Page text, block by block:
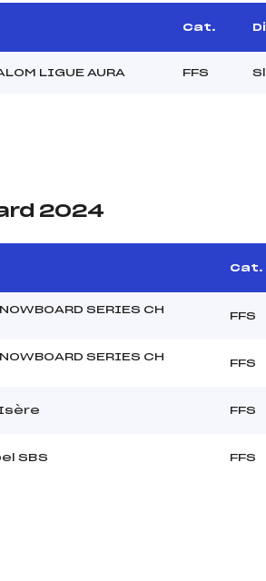
Cat.
LIGUE AURA FFS
2024
Cat.
SERIES CH
FFS
SERIES CH
FFS
FFS
SBS FFS